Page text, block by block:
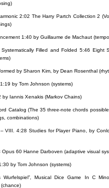
2:02 The Harry Partch Collection 2
1:40 by Guillaume de Machaut
Filled and Folded 5:46 Eight
by Sharon Kim, by Dean Rosenthal
by Tom Johnson (systems)
Iannis Xenakis (Markov Chains)
Catalog (The 35 three-note chords
combinations)
VIII. 4:28 Studies for Player Piano, by
60 Hanne Darboven (adaptive visual
by Tom Johnson (systems)
Wurfelspiel”, Musical Dice Game In C